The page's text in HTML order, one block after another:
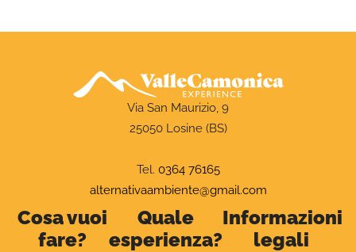
Via San Maurizio, 9
25050 Losine (BS)
Tel. 0364 76165
alternativaambiente@gmail.com
Cosa vuoi
fare?
Quale
esperienza?
Informazioni
legali